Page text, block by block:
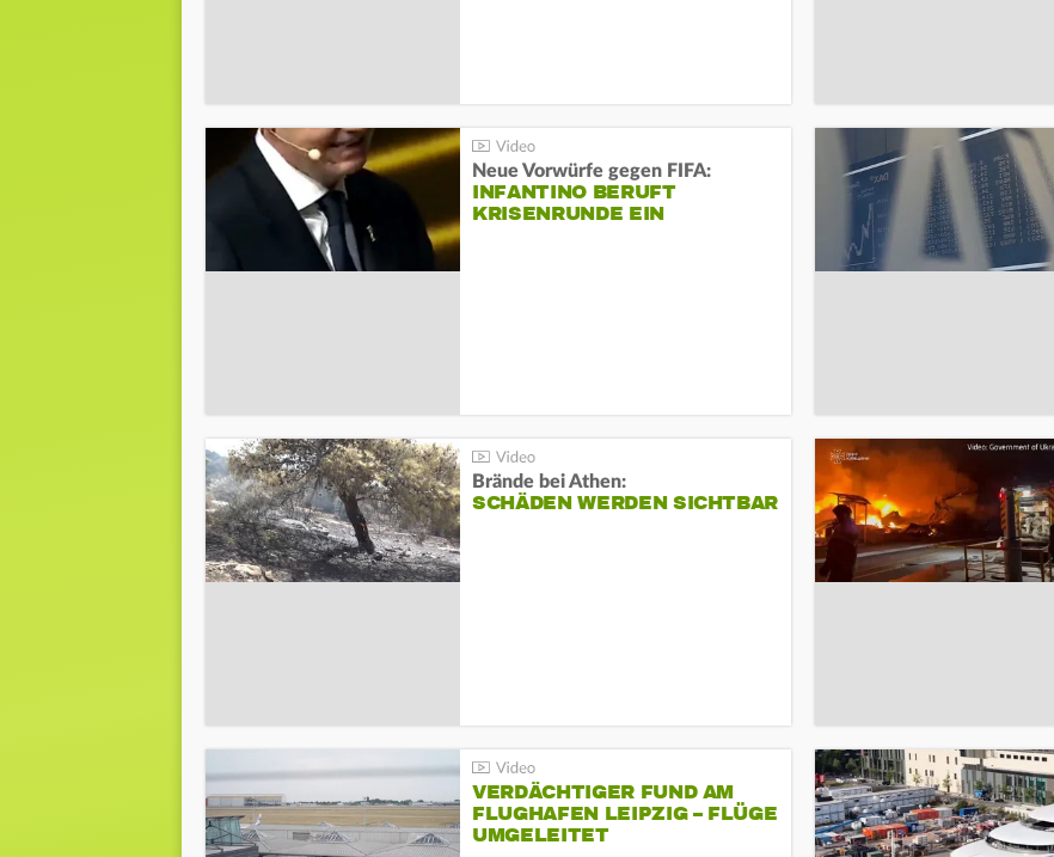
Neue Vorwürfe gegen FIFA:
INFANTINO BERUFT
KRISENRUNDE EIN
Brände bei Athen:
SCHÄDEN WERDEN SICHTBAR
VERDÄCHTIGER FUND AM
FLUGHAFEN LEIPZIG – FLÜGE
UMGELEITET